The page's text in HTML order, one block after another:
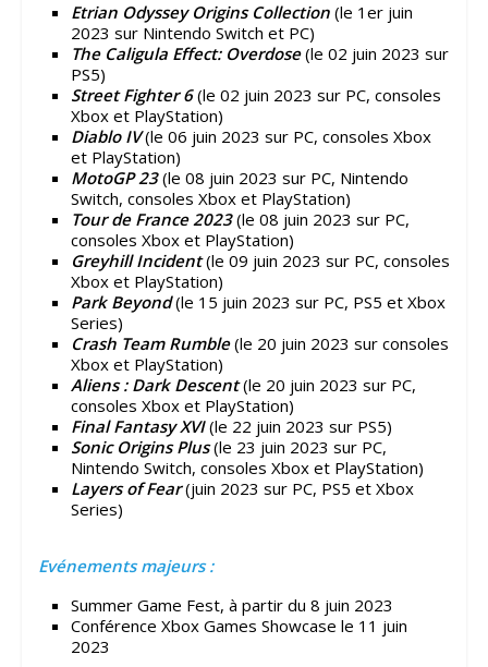
Etrian Odyssey Origins Collection(le 1er juin
2023 sur Nintendo Switch et PC)
The Caligula Effect: Overdose(le 02 juin 2023 sur
PS5)
Street Fighter 6(le 02 juin 2023 sur PC, consoles
Xbox et PlayStation)
Diablo IV(le 06 juin 2023 sur PC, consoles Xbox
et PlayStation)
MotoGP 23(le 08 juin 2023 sur PC, Nintendo
Switch, consoles Xbox et PlayStation)
Tour de France 2023(le 08 juin 2023 sur PC,
consoles Xbox et PlayStation)
Greyhill Incident(le 09 juin 2023 sur PC, consoles
Xbox et PlayStation)
Park Beyond(le 15 juin 2023 sur PC, PS5 et Xbox
Series)
Crash Team Rumble(le 20 juin 2023 sur consoles
Xbox et PlayStation)
Aliens : Dark Descent(le 20 juin 2023 sur PC,
consoles Xbox et PlayStation)
Final Fantasy XVI(le 22 juin 2023 sur PS5)
Sonic Origins Plus(le 23 juin 2023 sur PC,
Nintendo Switch, consoles Xbox et PlayStation)
Layers of Fear(juin 2023 sur PC, PS5 et Xbox
Series)
Evénements majeurs :
Summer Game Fest, à partir du 8 juin 2023
Conférence Xbox Games Showcase le 11 juin
2023